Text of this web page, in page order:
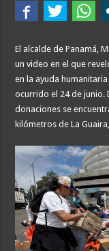
El alcalde de Panamá,
un video en el que
en la ayuda
ocurrido el 24 de junio.
donaciones se
kilómetros de La